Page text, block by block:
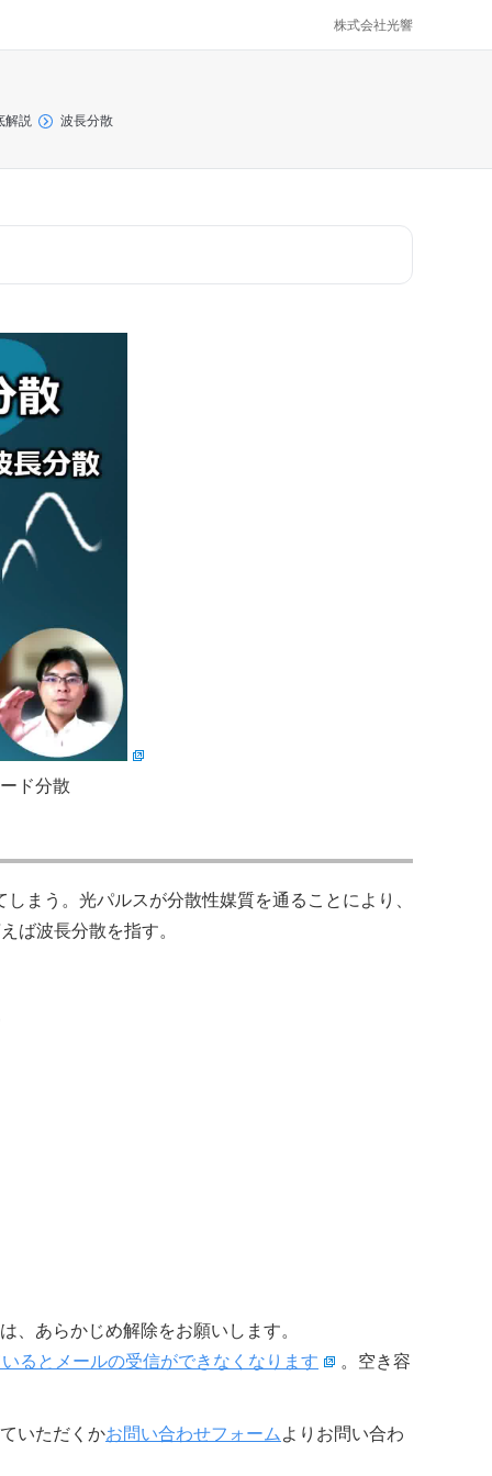
株式会社光響
解説 波長分散
ド分散
まう。光パルスが分散性媒質を通ることにより、
ば波長分散を指す。
、あらかじめ解除をお願いします。
るとメールの受信ができなくなります
。空き容
いただくかお問い合わせフォーム よりお問い合わ